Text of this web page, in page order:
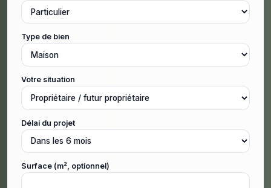
Type de bien
Votre situation
Délai du projet
Surface (m², optionnel)